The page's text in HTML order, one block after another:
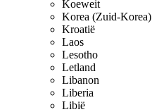
Koeweit
Korea (Zuid-Korea)
Kroatië
Laos
Lesotho
Letland
Libanon
Liberia
Libië